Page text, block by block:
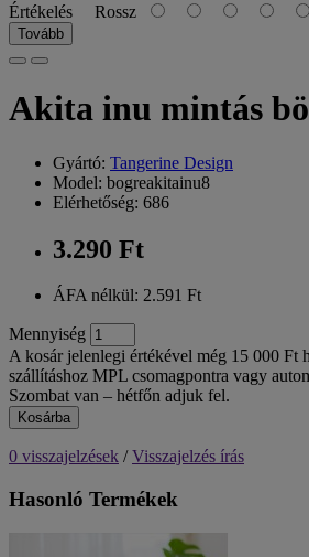
Értékelés Rossz
Tovább
Akita inu mintás
Gyártó: Tangerine Design
Model: bogreakitainu8
Elérhetőség: 686
3.290 Ft
ÁFA nélkül: 2.591 Ft
Mennyiség
A kosár jelenlegi értékével még 15 000 Ft
szállításhoz MPL csomagpontra vagy
Szombat van – hétfőn adjuk fel.
Kosárba
0 visszajelzések /Visszajelzés írás
Hasonló Termékek